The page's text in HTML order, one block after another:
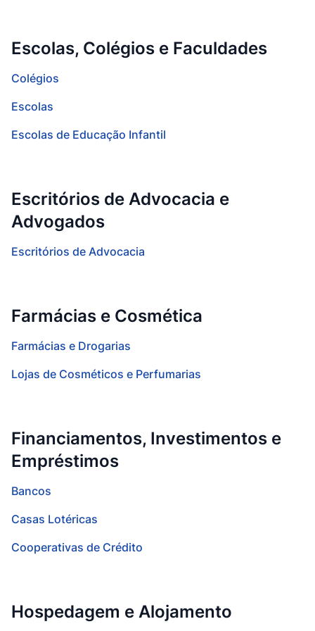
Escolas, Colégios e Faculdades
Colégios
Escolas
Escolas de Educação Infantil
Escritórios de Advocacia e
Advogados
Escritórios de Advocacia
Farmácias e Cosmética
Farmácias e Drogarias
Lojas de Cosméticos e Perfumarias
Financiamentos, Investimentos e
Empréstimos
Bancos
Casas Lotéricas
Cooperativas de Crédito
Hospedagem e Alojamento